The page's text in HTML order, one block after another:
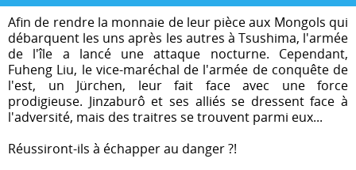
Afin de rendre la monnaie de leur pièce aux Mongols qui
débarquent les uns après les autres à Tsushima, l'armée
de l'île a lancé une attaque nocturne. Cependant,
Fuheng Liu, le vice-maréchal de l'armée de conquête de
l'est, un Jürchen, leur fait face avec une force
prodigieuse. Jinzaburô et ses alliés se dressent face à
l'adversité, mais des traitres se trouvent parmi eux...
Réussiront-ils à échapper au danger ?!